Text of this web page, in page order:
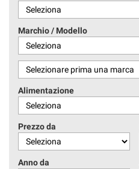
ACQUISTIAMO USATO
ASSISTENZA
CONTATTI
Marchio / Modello
Alimentazione
Prezzo da
Anno da